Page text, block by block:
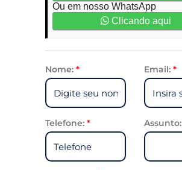
Ou em nosso WhatsApp
Clicando aqui
Nome: * Email: *
Telefone: * Assunto: